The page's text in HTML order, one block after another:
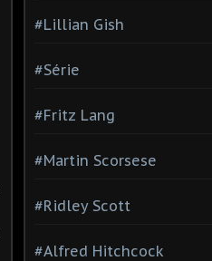
#Lillian Gish
#Série
#Fritz Lang
#Martin Scorsese
#Ridley Scott
#Alfred Hitchcock